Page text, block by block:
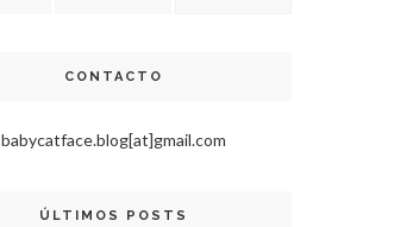
CONTACTO
babycatface.blog[at]gmail.com
ÚLTIMOS POSTS